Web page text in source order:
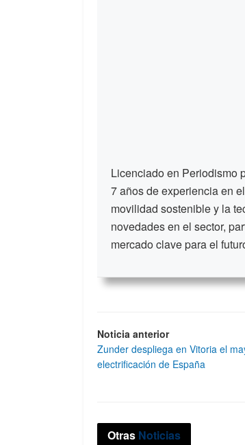
Licenciado en Periodismo
7 años de experiencia en
movilidad sostenible y la
novedades en el sector,
mercado clave para el
Noticia anterior
Zunder despliega en Vitoria el
electrificación de España
Otras Noticias